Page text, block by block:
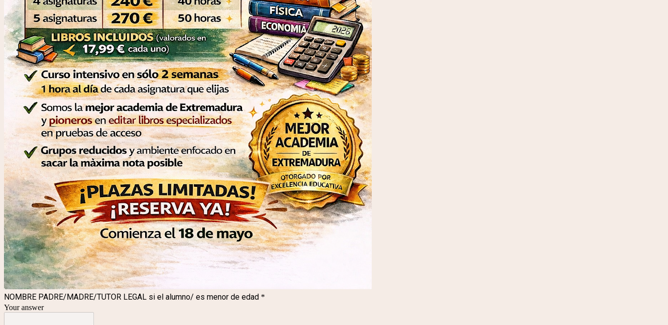
NOMBRE PADRE/MADRE/TUTOR LEGAL si el alumno/ es menor de edad *
Your answer